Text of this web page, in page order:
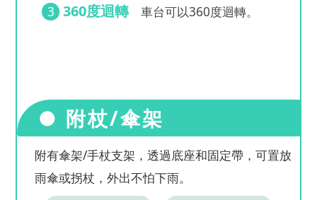
3 360度迴轉車台可以360度迴轉。
● 附杖/傘架
附有傘架/手杖支架，透過底座和固定帶，可置放
雨傘或拐杖，外出不怕下雨。